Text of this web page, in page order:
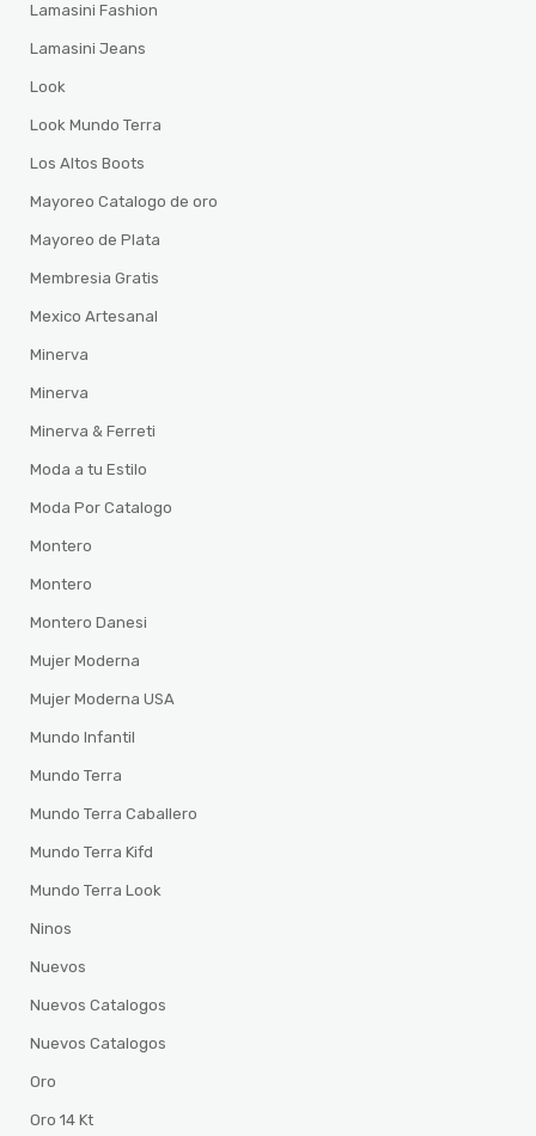
Lamasini Fashion
Lamasini Jeans
Look
Look Mundo Terra
Los Altos Boots
Mayoreo Catalogo de oro
Mayoreo de Plata
Membresia Gratis
Mexico Artesanal
Minerva
Minerva
Minerva & Ferreti
Moda a tu Estilo
Moda Por Catalogo
Montero
Montero
Montero Danesi
Mujer Moderna
Mujer Moderna USA
Mundo Infantil
Mundo Terra
Mundo Terra Caballero
Mundo Terra Kifd
Mundo Terra Look
Ninos
Nuevos
Nuevos Catalogos
Nuevos Catalogos
Oro
Oro 14 Kt